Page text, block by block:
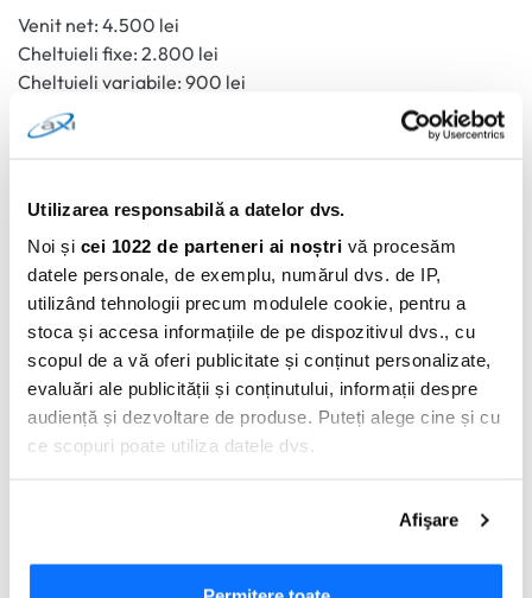
Utilizarea responsabilă a datelor dvs.
Noi și cei 1022 de parteneri ai noștri vă procesăm
datele personale, de exemplu, numărul dvs. de IP,
utilizând tehnologii precum modulele cookie, pentru a
stoca și accesa informațiile de pe dispozitivul dvs., cu
scopul de a vă oferi publicitate și conținut personalizate,
evaluări ale publicității și conținutului, informații despre
audiență și dezvoltare de produse. Puteți alege cine și cu
ce scopuri poate utiliza datele dvs.
Să colectăm informațiile cu privire la locația dvs.
geografică cu o exactitate de până la câțiva metri
Să vă identificăm dispozitivul scanândul-l în mod
Afişare
Venit net: 4.500 lei
Cheltuieli fixe: 2.800 lei
Cheltuieli variabile: 900 lei
Diferență: 800 lei
În acest caz, poți economisi aproximativ 17–18% din venit. Dacă ai
Economii sau datorii? Ce
prioritizezi
Dacă ai credite sau solduri restante pe carduri, analizează
dobânda. Dobânda reprezintă costul pe care îl plătești pentru banii
împrumutați.
Regulă generală folosită în majoritatea cazurilor:
După ce reduci presiunea datoriilor, crește procentul
De exemplu, dacă plătești o dobândă anuală de peste 10–15%, este